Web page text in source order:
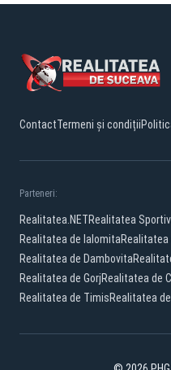
ContactTermeni și condiții
Parteneri:
Realitatea.NETRealitatea
Realitatea de IalomitaRealitatea
Realitatea de Dambovita
Realitatea de GorjRealitatea de
Realitatea de TimisRealitatea